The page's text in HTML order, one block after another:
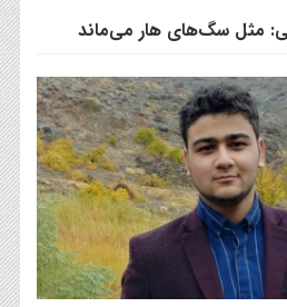
مثل سگ‌های هار می‌ماند